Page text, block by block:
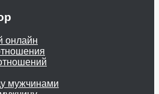
онлайн
мужчинами